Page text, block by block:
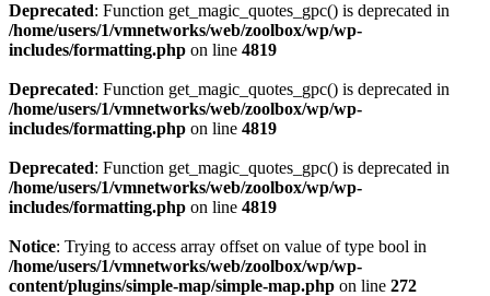
Deprecated: Function get_magic_quotes_gpc() is deprecated in
/home/users/1/vmnetworks/web/zoolbox/wp/wp-
includes/formatting.php on line 4819
Deprecated: Function get_magic_quotes_gpc() is deprecated in
/home/users/1/vmnetworks/web/zoolbox/wp/wp-
includes/formatting.php on line 4819
Deprecated: Function get_magic_quotes_gpc() is deprecated in
/home/users/1/vmnetworks/web/zoolbox/wp/wp-
includes/formatting.php on line 4819
Notice: Trying to access array offset on value of type bool in
/home/users/1/vmnetworks/web/zoolbox/wp/wp-
content/plugins/simple-map/simple-map.php on line 272